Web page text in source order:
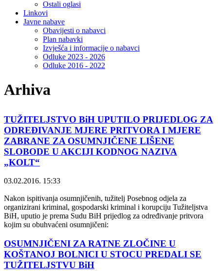
Ostali oglasi
Linkovi
Javne nabave
Obavijesti o nabavci
Plan nabavki
Izvješća i informacije o nabavci
Odluke 2023 - 2026
Odluke 2016 - 2022
Arhiva
TUŽITELJSTVO BiH UPUTILO PRIJEDLOG ZA
ODREĐIVANJE MJERE PRITVORA I MJERE
ZABRANE ZA OSUMNJIČENE LIŠENE
SLOBODE U AKCIJI KODNOG NAZIVA
„KOLT“
03.02.2016. 15:33
Nakon ispitivanja osumnjičenih, tužitelj Posebnog odjela za
organizirani kriminal, gospodarski kriminal i korupciju Tužiteljstva
BiH, uputio je prema Sudu BiH prijedlog za određivanje pritvora
kojim su obuhvaćeni osumnjičeni:
OSUMNJIČENI ZA RATNE ZLOČINE U
KOŠTANOJ BOLNICI U STOCU PREDALI SE
TUŽITELJSTVU BiH